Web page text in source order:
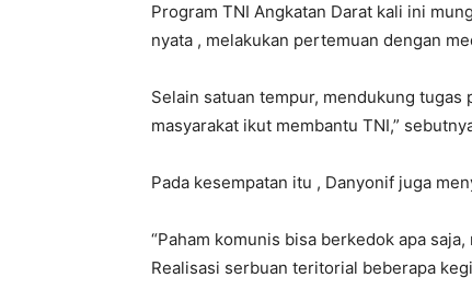
Program TNI Angkatan Darat kali ini
nyata , melakukan pertemuan dengan
Selain satuan tempur, mendukung tugas
masyarakat ikut membantu TNI,”
Pada kesempatan itu , Danyonif juga
“Paham komunis bisa berkedok apa
Realisasi serbuan teritorial beberapa